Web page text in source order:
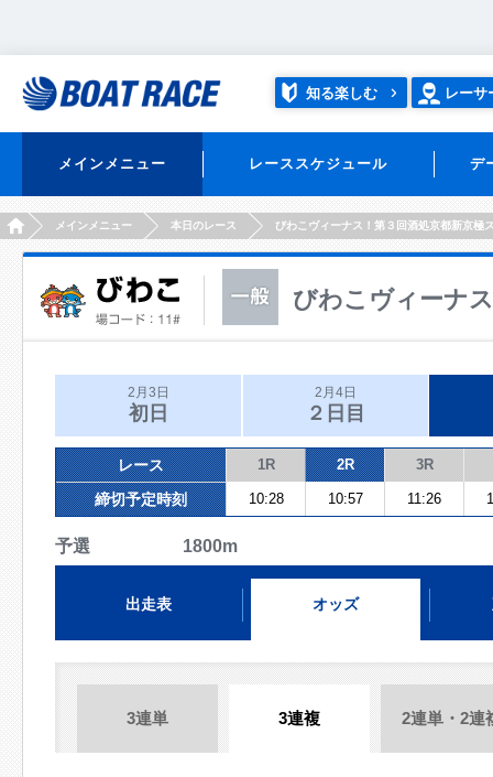
知る楽しむ レーサ
メインメニュー レーススケジュール デ
HOMEメインメニュー 本日のレース びわこヴィーナス！第３回酒処京都新京極
びわこヴィーナ
2月3日
初日
2月4日
２日目
レース 1R 2R 3R
締切予定時刻 10:28 10:57 11:26
予選 1800m
出走表 オッズ
3連単 3連複 2連単・2連